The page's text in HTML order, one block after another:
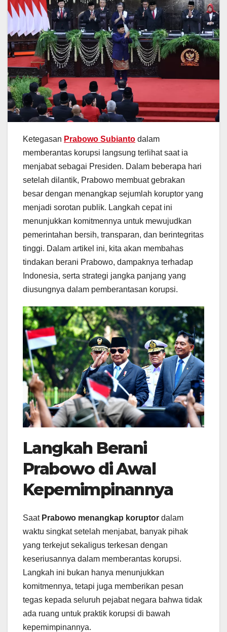
Ketegasan Prabowo Subianto dalam
memberantas korupsi langsung terlihat saat ia
menjabat sebagai Presiden. Dalam beberapa hari
setelah dilantik, Prabowo membuat gebrakan
besar dengan menangkap sejumlah koruptor yang
menjadi sorotan publik. Langkah cepat ini
menunjukkan komitmennya untuk mewujudkan
pemerintahan bersih, transparan, dan berintegritas
tinggi. Dalam artikel ini, kita akan membahas
tindakan berani Prabowo, dampaknya terhadap
Indonesia, serta strategi jangka panjang yang
diusungnya dalam pemberantasan korupsi.
Langkah Berani
Prabowo di Awal
Kepemimpinannya
Saat Prabowo menangkap koruptor dalam
waktu singkat setelah menjabat, banyak pihak
yang terkejut sekaligus terkesan dengan
keseriusannya dalam memberantas korupsi.
Langkah ini bukan hanya menunjukkan
komitmennya, tetapi juga memberikan pesan
tegas kepada seluruh pejabat negara bahwa tidak
ada ruang untuk praktik korupsi di bawah
kepemimpinannya.